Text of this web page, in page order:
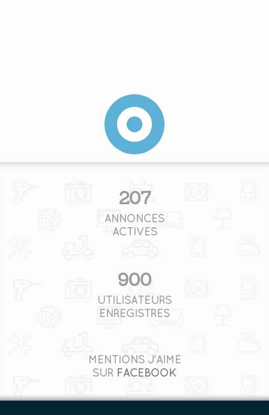
207
ANNONCES
ACTIVES
900
UTILISATEURS
ENREGISTRÉS
MENTIONS J'AIME
SUR FACEBOOK